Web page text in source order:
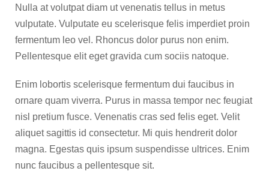
Nulla at volutpat diam ut venenatis tellus in metus
vulputate. Vulputate eu scelerisque felis imperdiet proin
fermentum leo vel. Rhoncus dolor purus non enim.
Pellentesque elit eget gravida cum sociis natoque.
Enim lobortis scelerisque fermentum dui faucibus in
ornare quam viverra. Purus in massa tempor nec feugiat
nisl pretium fusce. Venenatis cras sed felis eget. Velit
aliquet sagittis id consectetur. Mi quis hendrerit dolor
magna. Egestas quis ipsum suspendisse ultrices. Enim
nunc faucibus a pellentesque sit.